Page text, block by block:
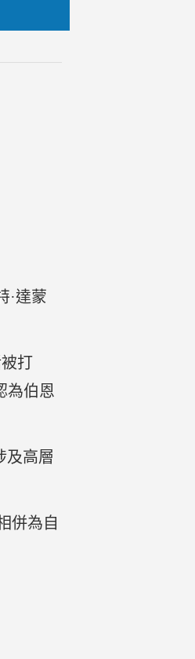
·達蒙
打
為伯恩
及高層
併為自